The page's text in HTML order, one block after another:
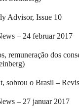
Advisor, Issue 10
– 24 februar 2017
remuneração dos
sobrou o Brasil –
– 27 januar 2017